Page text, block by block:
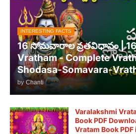
INTERESTING FACTS
16 సోమవారాల వ్రతవిధానం | 16
Vratham - Complete
Shodasa-Somavara-
by Chanti
Varalakshmi
Book PDF
Vratam Book PDF